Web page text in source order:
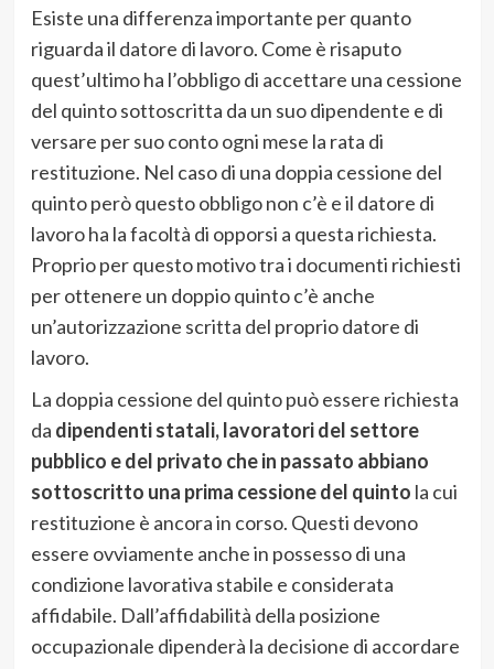
Esiste una differenza importante per quanto
riguarda il datore di lavoro. Come è risaputo
quest’ultimo ha l’obbligo di accettare una cessione
del quinto sottoscritta da un suo dipendente e di
versare per suo conto ogni mese la rata di
restituzione. Nel caso di una doppia cessione del
quinto però questo obbligo non c’è e il datore di
lavoro ha la facoltà di opporsi a questa richiesta.
Proprio per questo motivo tra i documenti richiesti
per ottenere un doppio quinto c’è anche
un’autorizzazione scritta del proprio datore di
lavoro.
La doppia cessione del quinto può essere richiesta
da dipendenti statali, lavoratori del settore
pubblico e del privato che in passato abbiano
sottoscritto una prima cessione del quinto la cui
restituzione è ancora in corso. Questi devono
essere ovviamente anche in possesso di una
condizione lavorativa stabile e considerata
affidabile. Dall’affidabilità della posizione
occupazionale dipenderà la decisione di accordare